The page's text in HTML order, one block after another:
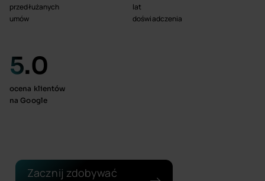
przedłużanych
umów
lat
doświadczenia
ocena klientów
na Google
5.0
Zacznij zdobywać